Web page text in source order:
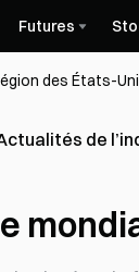
Futures
des États-
de